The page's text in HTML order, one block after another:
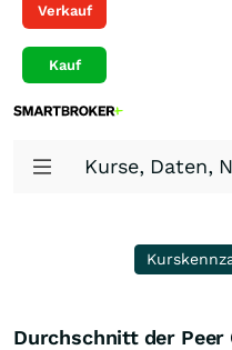
Verkauf
Kauf
Kurse, Daten,
Durchschnitt der Peer